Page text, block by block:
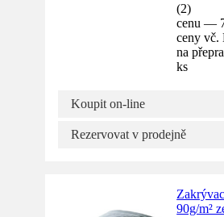
(2)
cenu —
ceny vč.
na
ks
Koupit on-line
Rezervovat v prodejně
90g/m²